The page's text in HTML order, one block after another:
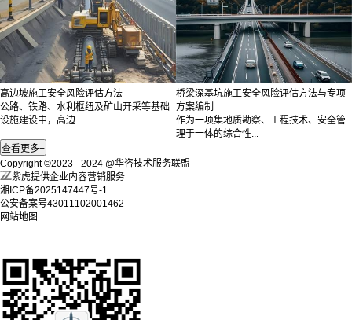
高边坡施工安全风险评估方法
公路、铁路、水利枢纽及矿山开采等基础
设施建设中，高边...
桥梁深基坑施工安全风险评估方法与专项
方案编制
作为一项集地质勘察、工程技术、安全管
理于一体的综合性...
Copyright ©2023 - 2024 @华咨技术服务联盟
紫虎提供企业内容营销服务
湘ICP备2025147447号-1
公安备案号43011102001462
网站地图